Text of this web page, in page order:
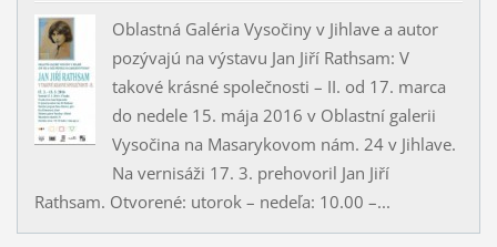
Oblastná Galéria Vysočiny v Jihlave a autor
pozývajú na výstavu Jan Jiří Rathsam: V
takové krásné společnosti – II. od 17. marca
do nedele 15. mája 2016 v Oblastní galerii
Vysočina na Masarykovom nám. 24 v Jihlave.
Na vernisáži 17. 3. prehovoril Jan Jiří
Rathsam. Otvorené: utorok – nedeľa: 10.00 –...